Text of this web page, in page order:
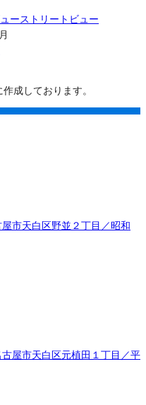
ストリートビュー
成しております。
市天白区野並２丁目／昭和
屋市天白区元植田１丁目／平